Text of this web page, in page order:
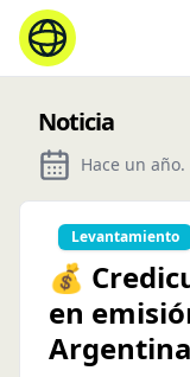
Noticia
Hace un año.
Levantamiento
💰
en
Argentina